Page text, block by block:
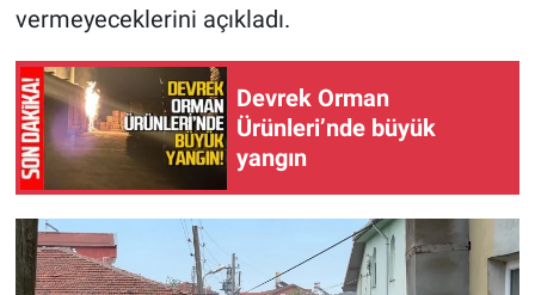
vermeyeceklerini açıkladı.
Devrek Orman
Ürünleri’nde büyük
yangın